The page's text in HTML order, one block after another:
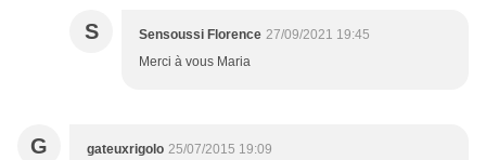
S Sensoussi Florence 27/09/2021 19:45
Merci à vous Maria
G gateuxrigolo 25/07/2015 19:09